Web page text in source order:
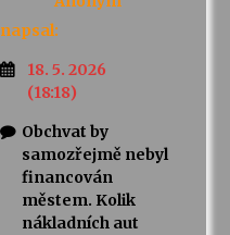
napsal:
18. 5. 2026
(18:18)
Obchvat by
samozřejmě nebyl
financován
městem. Kolik
nákladních aut